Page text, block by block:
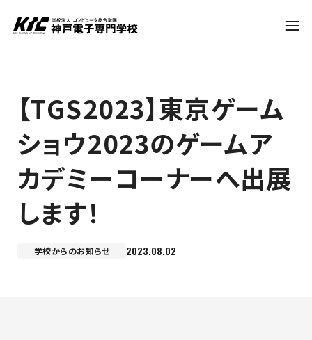
学科・コース
訪問者別
就職・資格
入試情報
【TGS2023】東京ゲーム
ショウ2023のゲームア
カデミーコーナーへ出展
します！
学校からのお知らせ 2023.08.02